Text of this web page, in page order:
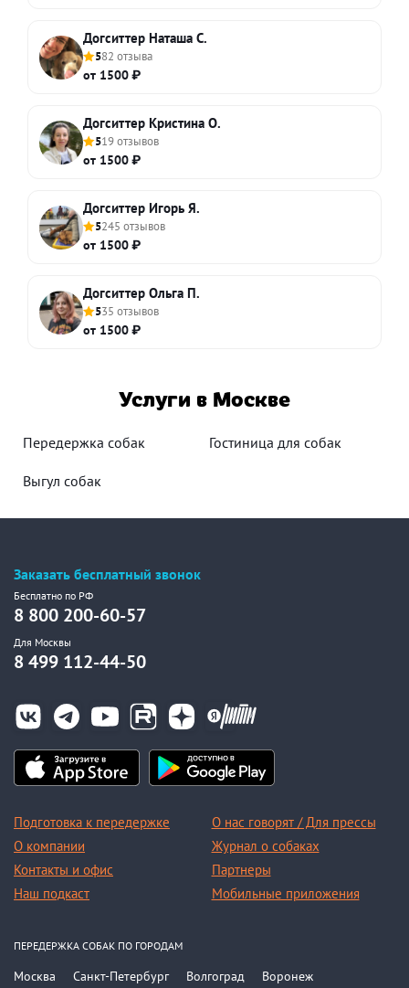
Догситтер Наташа С.
582 отзыва
от 1500 ₽
Догситтер Кристина О.
519 отзывов
от 1500 ₽
Догситтер Игорь Я.
5245 отзывов
от 1500 ₽
Догситтер Ольга П.
535 отзывов
от 1500 ₽
Услуги в Москве
Передержка собак Гостиница для собак
Выгул собак
Заказать бесплатный звонок
Бесплатно по РФ
8 800 200-60-57
Для Москвы
8 499 112-44-50
Подготовка к передержке
О компании
Контакты и офис
Наш подкаст
О нас говорят / Для прессы
Журнал о собаках
Партнеры
Мобильные приложения
ПЕРЕДЕРЖКА СОБАК ПО ГОРОДАМ
Москва Санкт-Петербург Волгоград Воронеж